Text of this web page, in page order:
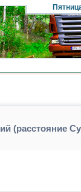
(расстояние